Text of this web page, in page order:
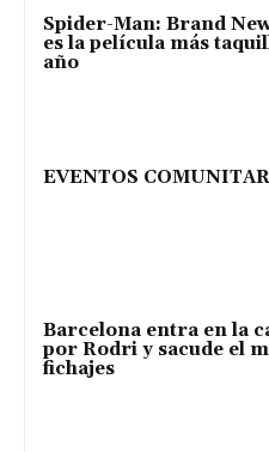
Spider-Man: Brand
es la película más
año
EVENTOS
Barcelona entra en la
por Rodri y sacude el
fichajes